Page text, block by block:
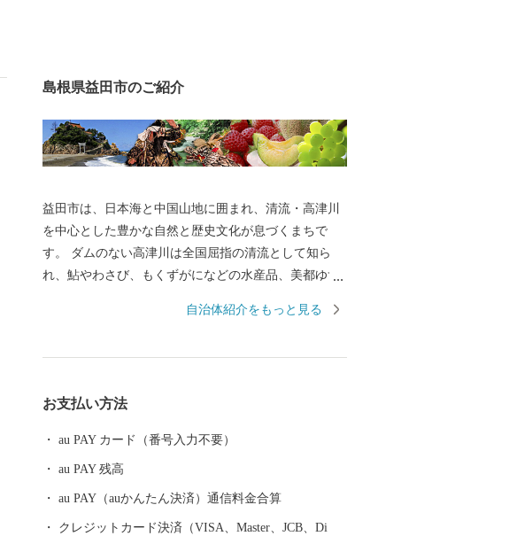
島根県益田市のご紹介
益田市は、日本海と中国山地に囲まれ、清流・高津川
を中心とした豊かな自然と歴史文化が息づくまちで
す。 ダムのない高津川は全国屈指の清流として知ら
れ、鮎やわさび、もくずがになどの水産品、美都ゆず
す。 市内には画聖「雪舟」が手がけた庭園や歌聖「柿
あり、人口減少という課題に向き合いながら、“ひとづ
くり”によるまちづくりを進めています。 ふるさと納
してください。
自治体紹介をもっと見る
お支払い方法
au PAY カード（番号入力不要）
au PAY 残高
au PAY（auかんたん決済）通信料金合算
クレジットカード決済（VISA、Master、JCB、Di